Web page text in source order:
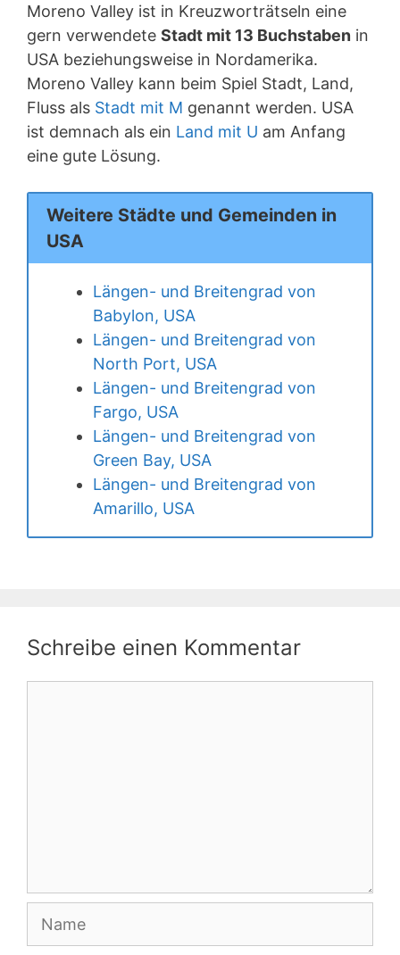
Moreno Valley ist in Kreuzworträtseln eine
gern verwendete Stadt mit 13 Buchstaben in
USA beziehungsweise in Nordamerika.
Moreno Valley kann beim Spiel Stadt, Land,
Fluss als Stadt mit M genannt werden. USA
ist demnach als ein Land mit U am Anfang
eine gute Lösung.
Weitere Städte und Gemeinden in
USA
Längen- und Breitengrad von
Babylon, USA
Längen- und Breitengrad von
North Port, USA
Längen- und Breitengrad von
Fargo, USA
Längen- und Breitengrad von
Green Bay, USA
Längen- und Breitengrad von
Amarillo, USA
Schreibe einen Kommentar